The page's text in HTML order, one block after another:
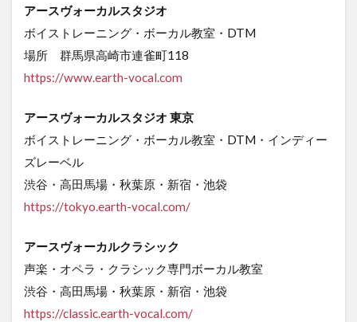
アースヴォーカルスタジオ
ボイストレーニング・ボーカル教室・DTM
場所 群馬県高崎市連雀町118
https://www.earth-vocal.com
アースヴォーカルスタジオ 東京
ボイストレーニング・ボーカル教室・DTM・インディー
ズレーベル
渋谷・高田馬場・秋葉原・新宿・池袋
https://tokyo.earth-vocal.com/
アースヴォーカルクラシック
声楽・オペラ・クラシック専門ボーカル教室
渋谷・高田馬場・秋葉原・新宿・池袋
https://classic.earth-vocal.com/